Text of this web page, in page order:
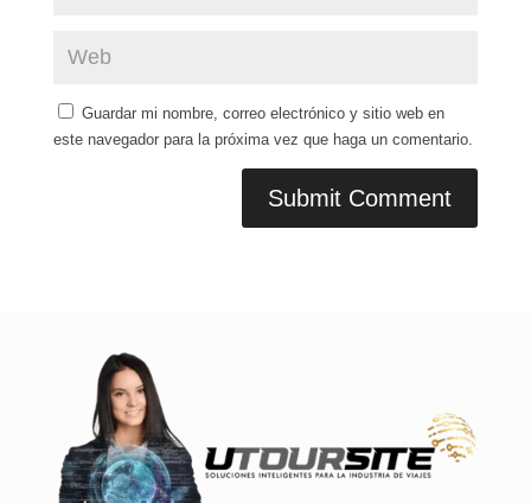
Guardar mi nombre, correo electrónico y sitio web en
este navegador para la próxima vez que haga un comentario.
Submit Comment